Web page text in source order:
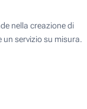
nella creazione di
servizio su misura.